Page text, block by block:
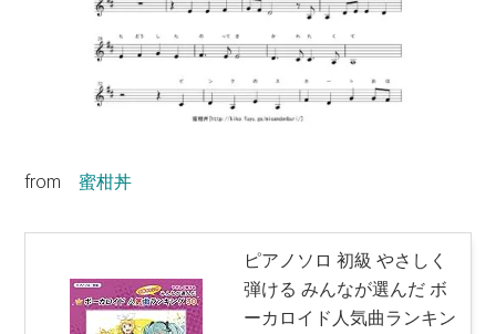
from蜜柑丼
ピアノソロ 初級 やさしく
弾ける みんなが選んだ ボ
ーカロイド人気曲ランキン